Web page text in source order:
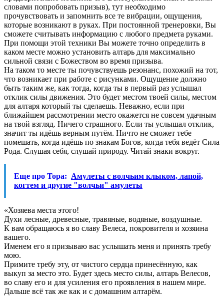
словами попробовать призыв), тут необходимо
прочувствовать и запомнить все те вибрации, ощущения,
которые возникают в руках. При постоянной тренеровки, Вы
сможете считывать информацию с любого предмета руками.
При помощи этой техники Вы можете точно определить в
каком месте можно установить алтарь для максимально
сильной связи с Божеством во время призыва.
На таком то месте ты почувствуешь резонанс, похожий на тот,
что возникает при работе с рисунками. Ощущение должно
быть таким же, как тогда, когда ты в первый раз услышал
отклик силы движения. Это будет местом твоей силы, местом
для алтаря который ты сделаешь. Неважно, если при
ближайшем рассмотрении место окажется не совсем удачным
на твой взгляд. Ничего страшного. Если ты услышал отклик,
значит ты идёшь верным путём. Ничто не сможет тебе
помешать, когда идёшь по знакам Богов, когда тебя ведёт Сила
Рода. Слушая себя, слушай природу. Читай знаки вокруг.
Еще про Тора: Амулеты с волчьим клыком, лапой,
когтем и другие "волчьи" амулеты
«Хозяева места этого!
Духи лесные, древесные, травяные, водяные, воздушные.
К вам обращаюсь я во славу Велеса, покровителя и хозяина
вашего.
Именем его я призываю вас услышать меня и принять требу
мою.
Примите требу эту, от чистого сердца принесённую, как
выкуп за место это. Будет здесь место силы, алтарь Велесов,
во славу его и для усиления его проявления в нашем мире.
Дальше всё так же как и с домашним алтарём.